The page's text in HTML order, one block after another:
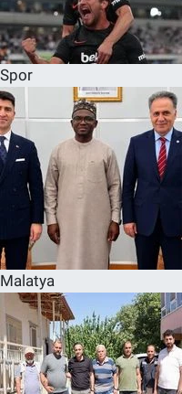
Spor
Malatya